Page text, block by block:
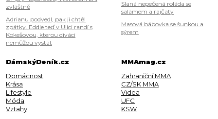
zvláštně
Adrianu podvedl, pak ji chtěl
zpátky. Eddie teď v Ulici randí s
Kokešovou, kterou diváci
nemůžou vystát
Slaná nepečená roláda se
salámem a rajčaty
Masová bábovka se šunkou a
sýrem
DámskýDeník.cz
Domácnost
Krása
Lifestyle
Móda
Vztahy
MMAmag.cz
Zahraniční MMA
CZ/SK MMA
Videa
UFC
KSW